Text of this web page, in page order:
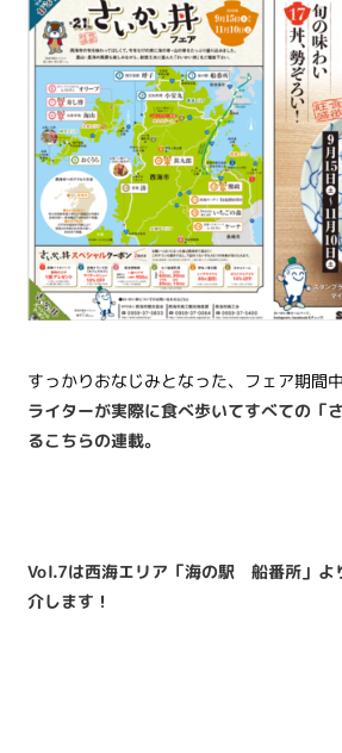
すっかりおなじみとなった、フェア期間中
ライターが実際に食べ歩いてすべての「
るこちらの連載。
Vol.7は西海エリア「海の駅 船番所」よ
介します！